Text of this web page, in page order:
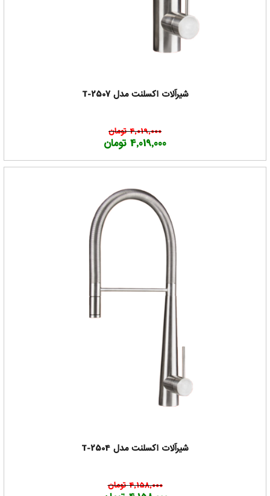
شیرآلات اکسلنت مدل T-2507
4,019,000 تومان
4,019,000 تومان
شیرآلات اکسلنت مدل T-2504
4,158,000 تومان